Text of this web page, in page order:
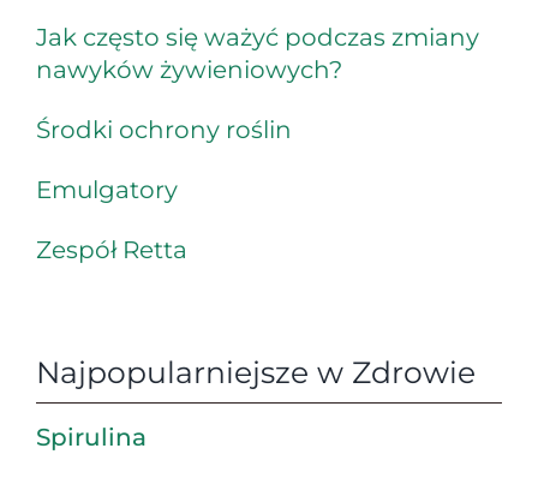
Jak często się ważyć podczas zmiany
nawyków żywieniowych?
Środki ochrony roślin
Emulgatory
Zespół Retta
Najpopularniejsze w Zdrowie
Spirulina